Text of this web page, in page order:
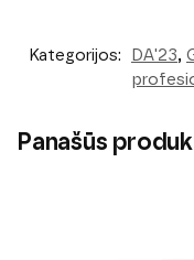
Kategorijos: DA'23,
Panašūs